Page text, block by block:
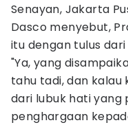
Senayan, Jakarta
Dasco menyebut,
itu dengan tulus
"Ya, yang
tahu tadi, dan
dari lubuk hati yang
penghargaan